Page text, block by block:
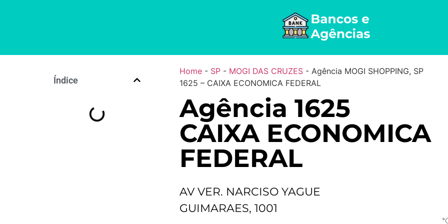
Índice
Home- SP- MOGI DAS CRUZES- Agência MOGI SHOPPING, SP
1625 – CAIXA ECONOMICA FEDERAL
Agência 1625
CAIXA ECONOMICA
FEDERAL
AV VER. NARCISO YAGUE
GUIMARAES, 1001